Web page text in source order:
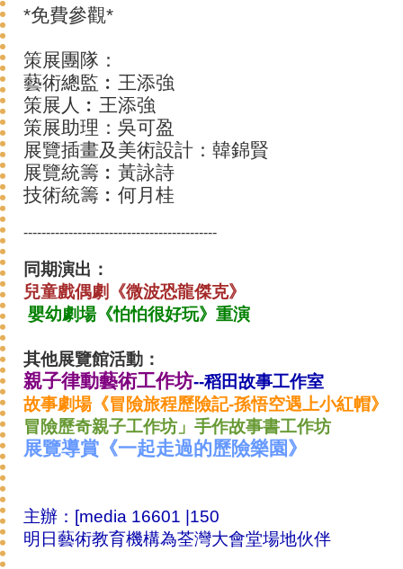
*免費參觀*
策展團隊：
藝術總監︰王添強
策展人︰王添強
策展助理：吳可盈
展覽插畫及美術設計：韓錦賢
展覽統籌︰黃詠詩
技術統籌︰何月桂
-------------------------------------------
同期演出：
兒童戲偶劇《微波恐龍傑克》
嬰幼劇場《怕怕很好玩》重演
其他展覽館活動：
親子律動藝術工作坊--稻田故事工作室
故事劇場《冒險旅程歷險記-孫悟空遇上小紅帽》
冒險歷奇親子工作坊」手作故事書工作坊
展覽導賞《一起走過的歷險樂園》
主辦：[media 16601 |150
明日藝術教育機構為荃灣大會堂場地伙伴